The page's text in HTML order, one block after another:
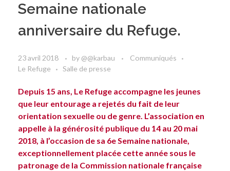
Semaine nationale
anniversaire du Refuge.
23 avril 2018 by @@karbau
Communiqués
Le Refuge
Salle de presse
Depuis 15 ans, Le Refuge accompagne les jeunes
que leur entourage a rejetés du fait de leur
orientation sexuelle ou de genre. L’association en
appelle à la générosité publique du 14 au 20 mai
2018, à l’occasion de sa 6e Semaine nationale,
exceptionnellement placée cette année sous le
patronage de la Commission nationale française